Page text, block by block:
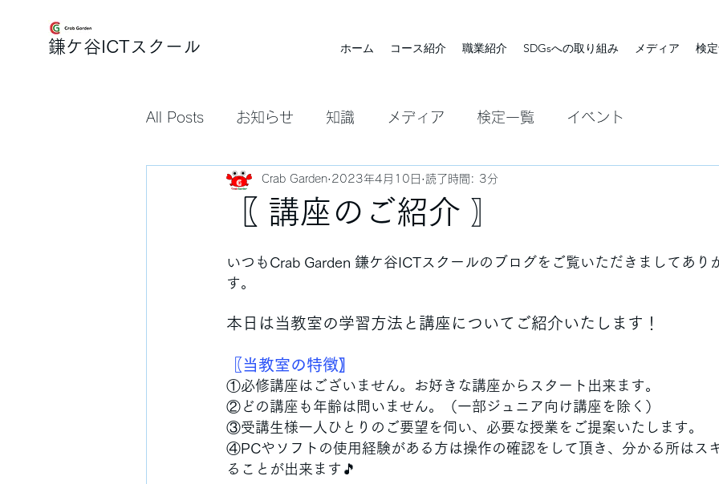
​鎌ケ谷ICTスクール ホーム コース紹介 職業紹介 SDGsへの取り組み メディア 検
All Posts お知らせ 知識 メディア 検定一覧 イベント
〖 講座のご紹介 〗
Crab Garden 2023年4月10日 読了時間: 3分
いつもCrab Garden 鎌ケ谷ICTスクールのブログをご覧いただきましてあり
す。
本日は当教室の学習方法と講座についてご紹介いたします！
〖当教室の特徴〗
①必修講座はございません。お好きな講座からスタート出来ます。
②どの講座も年齢は問いません。（一部ジュニア向け講座を除く）
③受講生様一人ひとりのご要望を伺い、必要な授業をご提案いたします。
④PCやソフトの使用経験がある方は操作の確認をして頂き、分かる所はス
ることが出来ます🎵